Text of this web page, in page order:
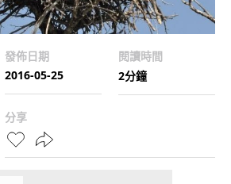
發佈日期
2016-05-25
閱讀時間
2分鐘
分享